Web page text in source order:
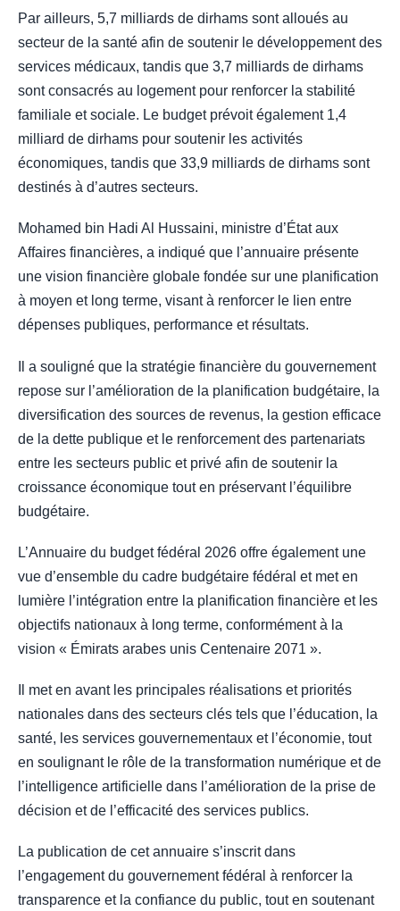
Par ailleurs, 5,7 milliards de dirhams sont alloués au
secteur de la santé afin de soutenir le développement des
services médicaux, tandis que 3,7 milliards de dirhams
sont consacrés au logement pour renforcer la stabilité
familiale et sociale. Le budget prévoit également 1,4
milliard de dirhams pour soutenir les activités
économiques, tandis que 33,9 milliards de dirhams sont
destinés à d’autres secteurs.
Mohamed bin Hadi Al Hussaini, ministre d’État aux
Affaires financières, a indiqué que l’annuaire présente
une vision financière globale fondée sur une planification
à moyen et long terme, visant à renforcer le lien entre
dépenses publiques, performance et résultats.
Il a souligné que la stratégie financière du gouvernement
repose sur l’amélioration de la planification budgétaire, la
diversification des sources de revenus, la gestion efficace
de la dette publique et le renforcement des partenariats
entre les secteurs public et privé afin de soutenir la
croissance économique tout en préservant l’équilibre
budgétaire.
L’Annuaire du budget fédéral 2026 offre également une
vue d’ensemble du cadre budgétaire fédéral et met en
lumière l’intégration entre la planification financière et les
objectifs nationaux à long terme, conformément à la
vision « Émirats arabes unis Centenaire 2071 ».
Il met en avant les principales réalisations et priorités
nationales dans des secteurs clés tels que l’éducation, la
santé, les services gouvernementaux et l’économie, tout
en soulignant le rôle de la transformation numérique et de
l’intelligence artificielle dans l’amélioration de la prise de
décision et de l’efficacité des services publics.
La publication de cet annuaire s’inscrit dans
l’engagement du gouvernement fédéral à renforcer la
transparence et la confiance du public, tout en soutenant